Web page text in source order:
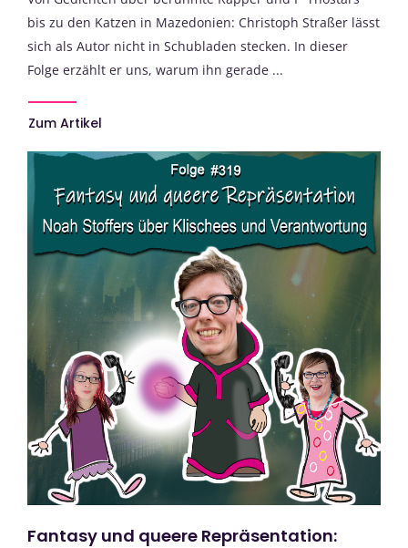
bis zu den Katzen in Mazedonien: Christoph Straßer lässt
sich als Autor nicht in Schubladen stecken. In dieser
Folge erzählt er uns, warum ihn gerade ...
Zum Artikel
Fantasy und queere Repräsentation: